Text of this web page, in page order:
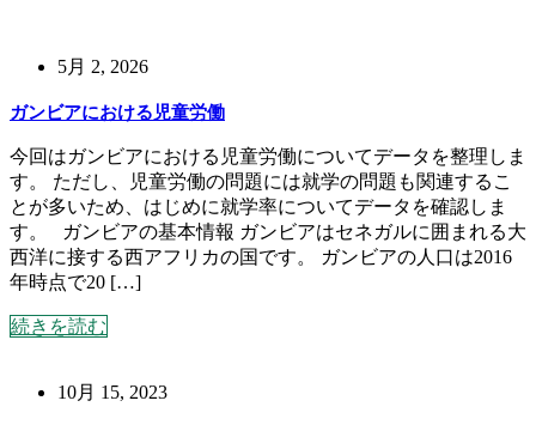
5月 2, 2026
ガンビアにおける児童労働
今回はガンビアにおける児童労働についてデータを整理しま
す。 ただし、児童労働の問題には就学の問題も関連するこ
とが多いため、はじめに就学率についてデータを確認しま
す。 ガンビアの基本情報 ガンビアはセネガルに囲まれる大
西洋に接する西アフリカの国です。 ガンビアの人口は2016
年時点で20 […]
続きを読む
10月 15, 2023